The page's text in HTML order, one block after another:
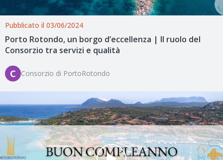
Pubblicato il 03/06/2024
Porto Rotondo, un borgo d’eccellenza | Il ruolo del
Consorzio tra servizi e qualità
C Consorzio di PortoRotondo